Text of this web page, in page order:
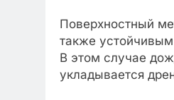
Поверхностный
также
В этом случае
укладывается